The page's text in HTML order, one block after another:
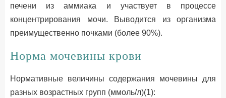
печени из аммиака и участвует в процессе
концентрирования мочи. Выводится из организма
преимущественно почками (более 90%).
Норма мочевины крови
Нормативные величины содержания мочевины для
разных возрастных групп (ммоль/л)(1):